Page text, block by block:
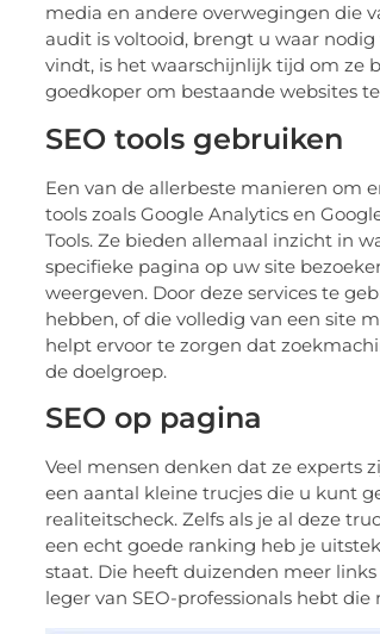
media en andere overwegingen die
audit is voltooid, brengt u waar
vindt, is het waarschijnlijk tijd om ze
goedkoper om bestaande websites
SEO tools gebruiken
Een van de allerbeste manieren om
tools zoals Google Analytics en
Tools. Ze bieden allemaal inzicht in
specifieke pagina op uw site
weergeven. Door deze services te
hebben, of die volledig van een site
helpt ervoor te zorgen dat
de doelgroep.
SEO op pagina
Veel mensen denken dat ze experts
een aantal kleine trucjes die u kunt
realiteitscheck. Zelfs als je al deze
een echt goede ranking heb je
staat. Die heeft duizenden meer
leger van SEO-professionals hebt